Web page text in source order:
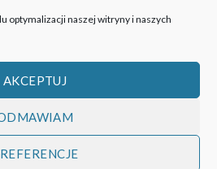
optymalizacji naszej witryny i naszych
AKCEPTUJ
Wszystkie prawa zastrzeżone!